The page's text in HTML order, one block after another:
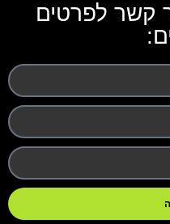
קשר לפרטים